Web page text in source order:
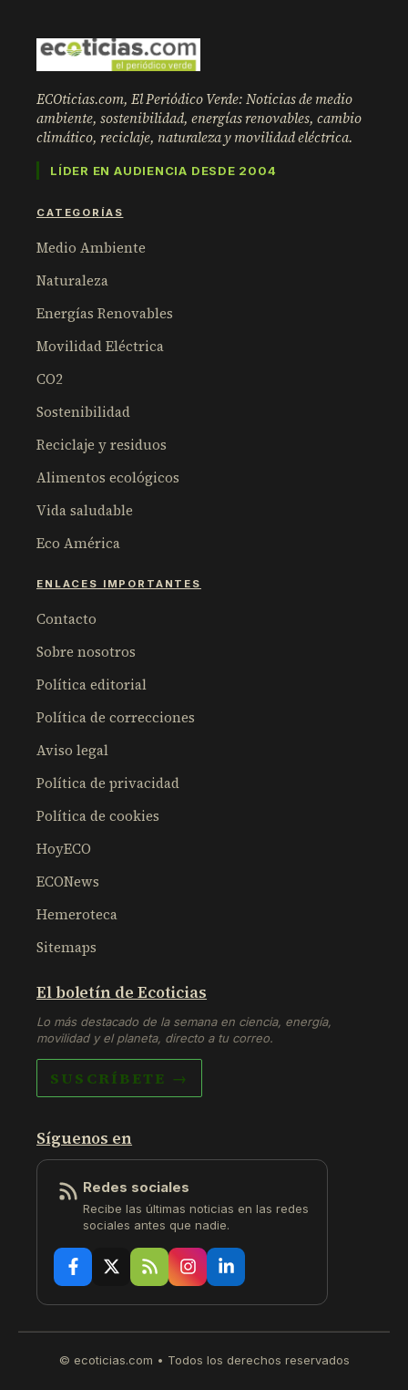
ECOticias.com, El Periódico Verde: Noticias de medio
ambiente, sostenibilidad, energías renovables, cambio
climático, reciclaje, naturaleza y movilidad eléctrica.
LÍDER EN AUDIENCIA DESDE 2004
CATEGORÍAS
Medio Ambiente
Naturaleza
Energías Renovables
Movilidad Eléctrica
CO2
Sostenibilidad
Reciclaje y residuos
Alimentos ecológicos
Vida saludable
Eco América
ENLACES IMPORTANTES
Contacto
Sobre nosotros
Política editorial
Política de correcciones
Aviso legal
Política de privacidad
Política de cookies
HoyECO
ECONews
Hemeroteca
Sitemaps
El boletín de Ecoticias
Lo más destacado de la semana en ciencia, energía,
movilidad y el planeta, directo a tu correo.
SUSCRÍBETE →
Síguenos en
Redes sociales
Recibe las últimas noticias en las redes
sociales antes que nadie.
© ecoticias.com • Todos los derechos reservados